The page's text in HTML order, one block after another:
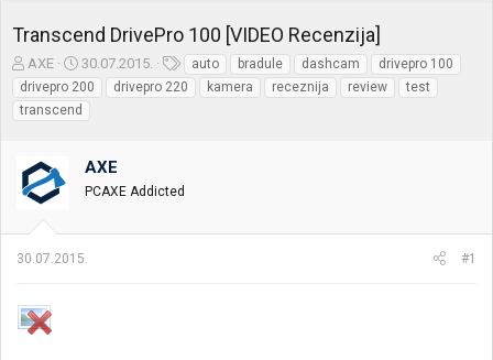
Transcend DrivePro 100 [VIDEO Recenzija]
Z
a
č
e
n
i
k
m
AXE
D
a
t
u
p
k
t
30.07.2015.
z
n
auto bradule dashcam
drivepro 100
drivepro 200
drivepro 220 kamera receznija review
test
transcend
AXE
PCAXE Addicted
30.07.2015. #1